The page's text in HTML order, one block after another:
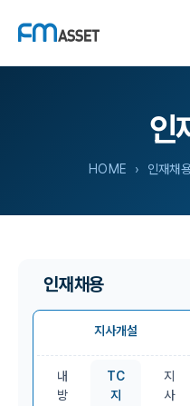
인
HOME › 인재채
인재채용
지사개설
내
방
TC
지
지
사